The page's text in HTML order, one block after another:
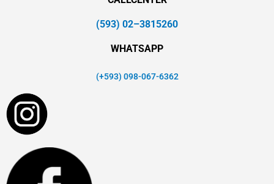
(593) 02–3815260
WHATSAPP
(+593) 098-067-6362